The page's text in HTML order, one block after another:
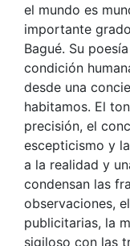
el mundo es
importante
Bagué. Su
condición
desde una
habitamos. El
precisión, el
escepticismo y
a la realidad y
condensan las
observaciones,
publicitarias, la
sigiloso con las